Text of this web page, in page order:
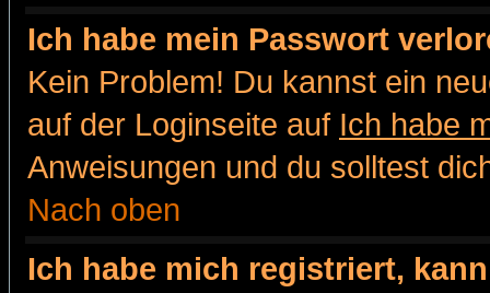
Ich habe mein Passwort
Kein Problem! Du kannst ein
auf der Loginseite auf Ich habe
Anweisungen und du solltest
Nach oben
Ich habe mich registriert,